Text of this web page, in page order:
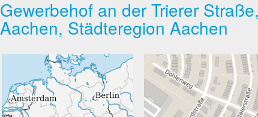
Gewerbehof an der Trierer
Aachen, Städteregion Aachen